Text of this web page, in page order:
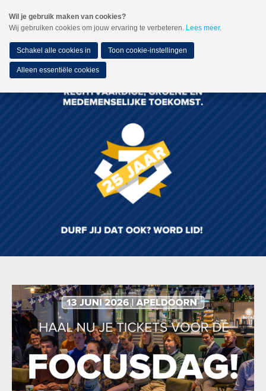
naar
Spring
de
inhoud
Spring
naar
MENU
Wil je gebruik maken van cookies?
Wij gebruiken cookies om jouw ervaring te verbeteren. Lees meer.
Schakel alle cookies in Toon cookie-instellingen
Alleen essentiële cookies